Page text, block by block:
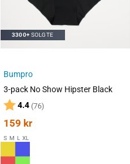
3300+SOLGTE
Bumpro
3-pack No Show Hipster Black
Karakter:
4.4(76)
159 kr
S M L XL